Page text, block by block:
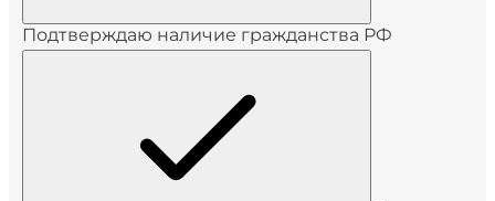
Подтверждаю наличие гражданства РФ